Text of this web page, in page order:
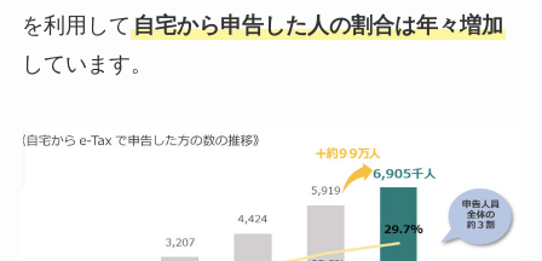
を利用して自宅から申告した人の割合は年々増加
しています。